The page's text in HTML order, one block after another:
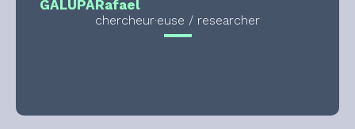
GALUPARafael
chercheur·euse / researcher